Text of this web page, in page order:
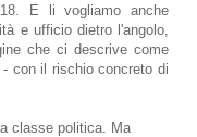
E li vogliamo anche
e ufficio dietro l'angolo,
che ci descrive come
con il rischio concreto di
classe politica. Ma